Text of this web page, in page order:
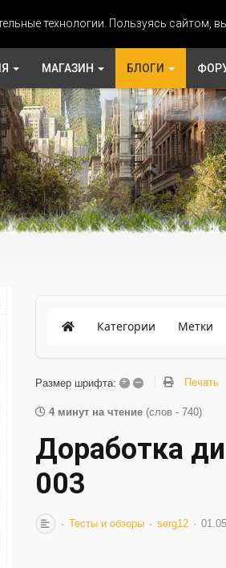
технологии. Пользуясь сайтом,
МАГАЗИН БЛОГИ
Категории Метки
Размер шрифта: + – Печать
4 минут на чтение (слов - 740)
Доработка
003
Тесты и обзоры serg12